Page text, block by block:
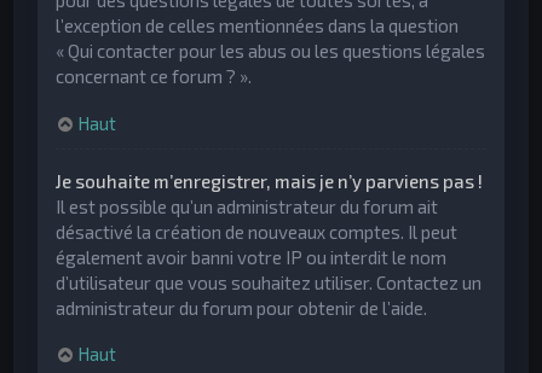
l’exception de celles mentionnées dans la question
« Qui contacter pour les abus ou les questions légales
concernant ce forum ? ».
Haut
Je souhaite m’enregistrer, mais je n’y parviens pas !
Il est possible qu’un administrateur du forum ait
désactivé la création de nouveaux comptes. Il peut
également avoir banni votre IP ou interdit le nom
d’utilisateur que vous souhaitez utiliser. Contactez un
administrateur du forum pour obtenir de l’aide.
Haut